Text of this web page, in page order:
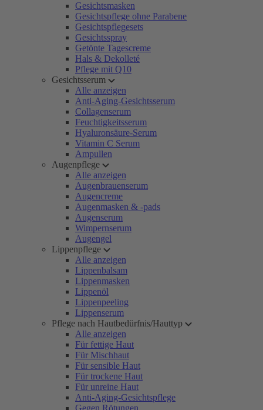
Gesichtsmasken
Gesichtspflege ohne Parabene
Gesichtspflegesets
Gesichtsspray
Getönte Tagescreme
Hals & Dekolleté
Pflege mit Q10
Gesichtsserum
Alle anzeigen
Anti-Aging-Gesichtsserum
Collagenserum
Feuchtigkeitsserum
Hyaluronsäure-Serum
Vitamin C Serum
Ampullen
Augenpflege
Alle anzeigen
Augenbrauenserum
Augencreme
Augenmasken & -pads
Augenserum
Wimpernserum
Augengel
Lippenpflege
Alle anzeigen
Lippenbalsam
Lippenmasken
Lippenöl
Lippenpeeling
Lippenserum
Pflege nach Hautbedürfnis/Hauttyp
Alle anzeigen
Für fettige Haut
Für Mischhaut
Für sensible Haut
Für trockene Haut
Für unreine Haut
Anti-Aging-Gesichtspflege
Gegen Rötungen